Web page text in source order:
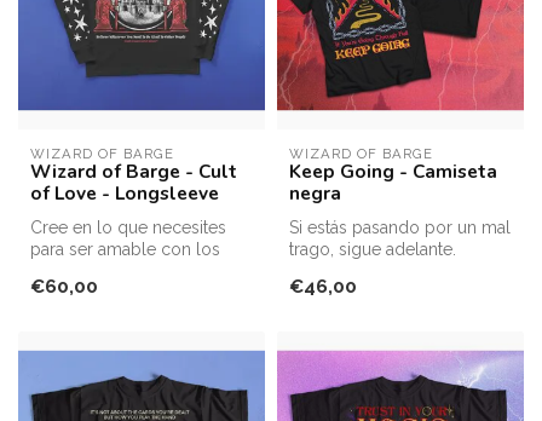
WIZARD OF BARGE
Wizard of Barge - Cult
of Love - Longsleeve
Cree en lo que necesites
para ser amable con los
Amor....
€60,00
WIZARD OF BARGE
Keep Going - Camiseta
negra
Si estás pasando por un mal
trago, sigue adelante.
clá...
€46,00